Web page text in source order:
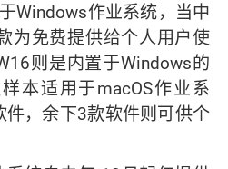
Windows作业系统，当中
为免费提供给个人用户使
则是内置于Windows的
本适用于macOS作业系
，余下3款软件则可供个